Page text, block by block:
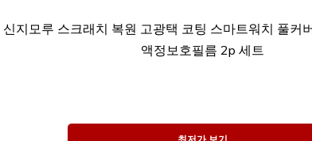
신지모루 스크래치 복원 고광택 코팅 스마트워치 풀커
액정보호필름 2p 세트